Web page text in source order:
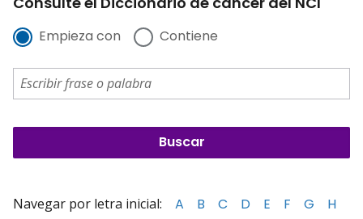
Empieza con Contiene
Navegar por letra inicial: A B C D E F G
H